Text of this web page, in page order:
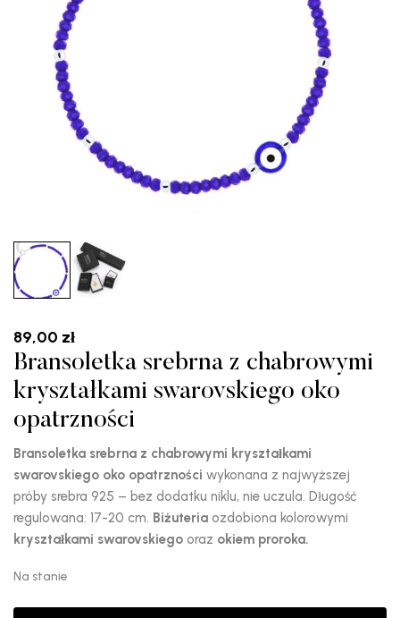
89,00 zł
Bransoletka srebrna z chabrowymi
kryształkami swarovskiego oko
opatrzności
Bransoletka srebrna z chabrowymi kryształkami
swarovskiego oko opatrzności wykonana z najwyższej
próby srebra 925 – bez dodatku niklu, nie uczula. Długość
regulowana: 17-20 cm. Biżuteria ozdobiona kolorowymi
kryształkami swarovskiego oraz okiem proroka.
Na stanie